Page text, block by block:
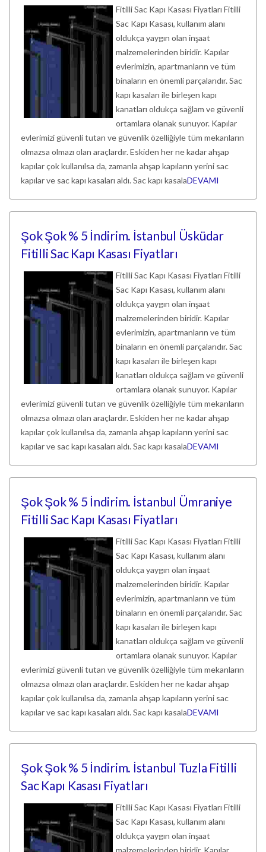
Fitilli Sac Kapı Kasası Fiyatları Fitilli
Sac Kapı Kasası, kullanım alanı
oldukça yaygın olan inşaat
malzemelerinden biridir. Kapılar
evlerimizin, apartmanların ve tüm
binaların en önemli parçalarıdır. Sac
kapı kasaları ile birleşen kapı
kanatları oldukça sağlam ve güvenli
ortamlara olanak sunuyor. Kapılar
evlerimizi güvenli tutan ve güvenlik özelliğiyle tüm mekanların
olmazsa olmazı olan araçlardır. Eskiden her ne kadar ahşap
kapılar çok kullanılsa da, zamanla ahşap kapıların yerini sac
kapılar ve sac kapı kasaları aldı. Sac kapı kasalaDEVAMI
Şok Şok % 5 İndirim. İstanbul Üsküdar
Fitilli Sac Kapı Kasası Fiyatları
Fitilli Sac Kapı Kasası Fiyatları Fitilli
Sac Kapı Kasası, kullanım alanı
oldukça yaygın olan inşaat
malzemelerinden biridir. Kapılar
evlerimizin, apartmanların ve tüm
binaların en önemli parçalarıdır. Sac
kapı kasaları ile birleşen kapı
kanatları oldukça sağlam ve güvenli
ortamlara olanak sunuyor. Kapılar
evlerimizi güvenli tutan ve güvenlik özelliğiyle tüm mekanların
olmazsa olmazı olan araçlardır. Eskiden her ne kadar ahşap
kapılar çok kullanılsa da, zamanla ahşap kapıların yerini sac
kapılar ve sac kapı kasaları aldı. Sac kapı kasalaDEVAMI
Şok Şok % 5 İndirim. İstanbul Ümraniye
Fitilli Sac Kapı Kasası Fiyatları
Fitilli Sac Kapı Kasası Fiyatları Fitilli
Sac Kapı Kasası, kullanım alanı
oldukça yaygın olan inşaat
malzemelerinden biridir. Kapılar
evlerimizin, apartmanların ve tüm
binaların en önemli parçalarıdır. Sac
kapı kasaları ile birleşen kapı
kanatları oldukça sağlam ve güvenli
ortamlara olanak sunuyor. Kapılar
evlerimizi güvenli tutan ve güvenlik özelliğiyle tüm mekanların
olmazsa olmazı olan araçlardır. Eskiden her ne kadar ahşap
kapılar çok kullanılsa da, zamanla ahşap kapıların yerini sac
kapılar ve sac kapı kasaları aldı. Sac kapı kasalaDEVAMI
Şok Şok % 5 İndirim. İstanbul Tuzla Fitilli
Sac Kapı Kasası Fiyatları
Fitilli Sac Kapı Kasası Fiyatları Fitilli
Sac Kapı Kasası, kullanım alanı
oldukça yaygın olan inşaat
malzemelerinden biridir. Kapılar